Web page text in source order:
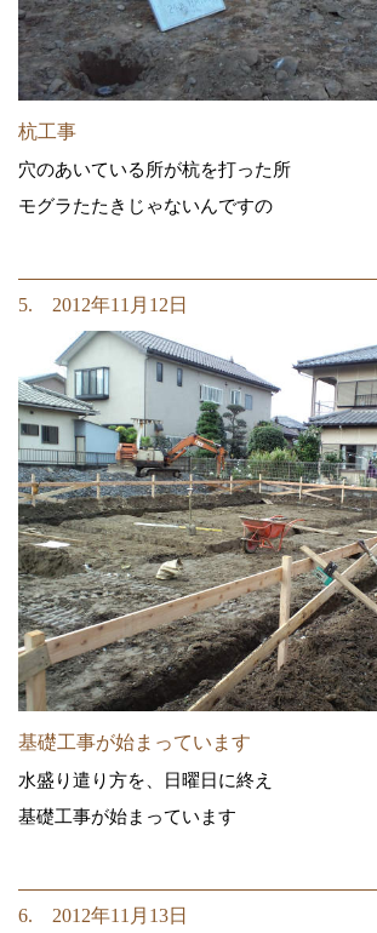
杭工事
穴のあいている所が杭を打った所
モグラたたきじゃないんですの
5. 2012年11月12日
基礎工事が始まっています
水盛り遣り方を、日曜日に終え
基礎工事が始まっています
6. 2012年11月13日